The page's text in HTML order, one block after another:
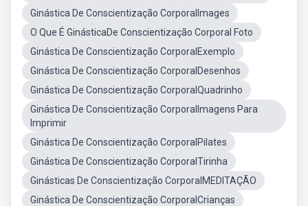
Ginástica De Conscientização CorporalImages
O Que É GinásticaDe Conscientização Corporal Foto
Ginástica De Conscientização CorporalExemplo
Ginástica De Conscientização CorporalDesenhos
Ginástica De Conscientização CorporalQuadrinho
Ginástica De Conscientização CorporalImagens Para
Imprimir
Ginástica De Conscientização CorporalPilates
Ginástica De Conscientização CorporalTirinha
Ginásticas De Conscientização CorporalMEDITAÇÃO
Ginástica De Conscientização CorporalCrianças